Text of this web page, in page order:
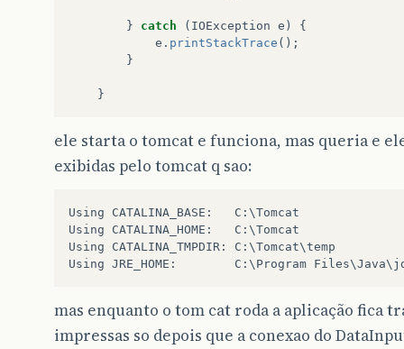
} catch ( IOException e )
{
e . printStackTrace ();
}
}
ele starta o tomcat e funciona, mas queria e
exibidas pelo tomcat q sao:
Using CATALINA_BASE:   C:\Tomcat
Using CATALINA_HOME:   C:\Tomcat
Using CATALINA_TMPDIR: C:\Tomcat\temp
mas enquanto o tom cat roda a aplicação fica
impressas so depois que a conexao do